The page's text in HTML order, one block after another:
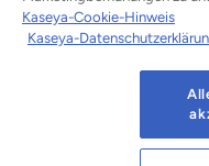
Erklärung zur
Kaseya-Cookie-Hinweis
Kaseya-